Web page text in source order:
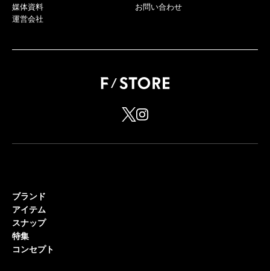
媒体資料
運営会社
お問い合わせ
ブランド
アイテム
スナップ
特集
コンセプト